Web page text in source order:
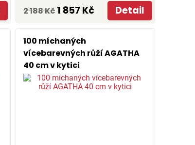
2 188 Kč 1 857 Kč Detail
100 míchaných
vícebarevných růží AGATHA
40 cm v kytici